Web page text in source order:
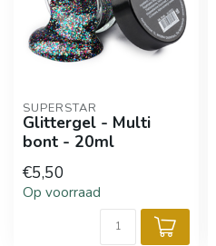
SUPERSTAR
Glittergel - Multi
bont - 20ml
€5,50
Op voorraad